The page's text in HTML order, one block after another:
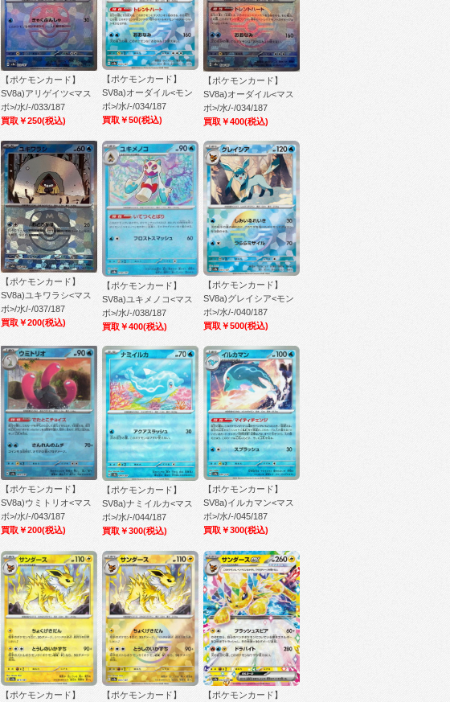
【ポケモンカード】
SV8a)アリゲイツ<マス
ボ>/水/-/033/187
買取￥250(税込)
【ポケモンカード】
SV8a)オーダイル<モン
ボ>/水/-/034/187
買取￥50(税込)
【ポケモンカード】
SV8a)オーダイル<マス
ボ>/水/-/034/187
買取￥400(税込)
【ポケモンカード】
SV8a)ユキワラシ<マス
ボ>/水/-/037/187
買取￥200(税込)
【ポケモンカード】
SV8a)ユキメノコ<マス
ボ>/水/-/038/187
買取￥400(税込)
【ポケモンカード】
SV8a)グレイシア<モン
ボ>/水/-/040/187
買取￥500(税込)
【ポケモンカード】
SV8a)ウミトリオ<マス
ボ>/水/-/043/187
買取￥200(税込)
【ポケモンカード】
SV8a)ナミイルカ<マス
ボ>/水/-/044/187
買取￥300(税込)
【ポケモンカード】
SV8a)イルカマン<マス
ボ>/水/-/045/187
買取￥300(税込)
【ポケモンカード】
【ポケモンカード】
【ポケモンカード】